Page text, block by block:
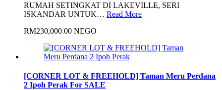
RUMAH SETINGKAT DI LAKEVILLE, SERI
ISKANDAR UNTUK… Read More
RM230,000.00 NEGO
[CORNER LOT & FREEHOLD] Taman Meru Perdana
2 Ipoh Perak For SALE